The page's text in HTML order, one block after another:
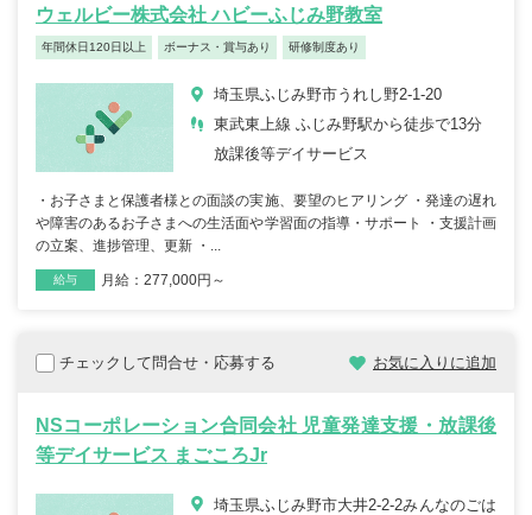
ウェルビー株式会社 ハビーふじみ野教室
年間休日120日以上 ボーナス・賞与あり 研修制度あり
埼玉県ふじみ野市うれし野2-1-20
東武東上線 ふじみ野駅から徒歩で13分
放課後等デイサービス
・お子さまと保護者様との面談の実施、要望のヒアリング ・発達の遅れ
や障害のあるお子さまへの生活面や学習面の指導・サポート ・支援計画
の立案、進捗管理、更新 ・...
職種
雇用形態
給与 月給：277,000円～
チェックして問合せ・応募する お気に入りに追加
NSコーポレーション合同会社 児童発達支援・放課後
等デイサービス まごころJr
埼玉県ふじみ野市大井2-2-2みんなのごは